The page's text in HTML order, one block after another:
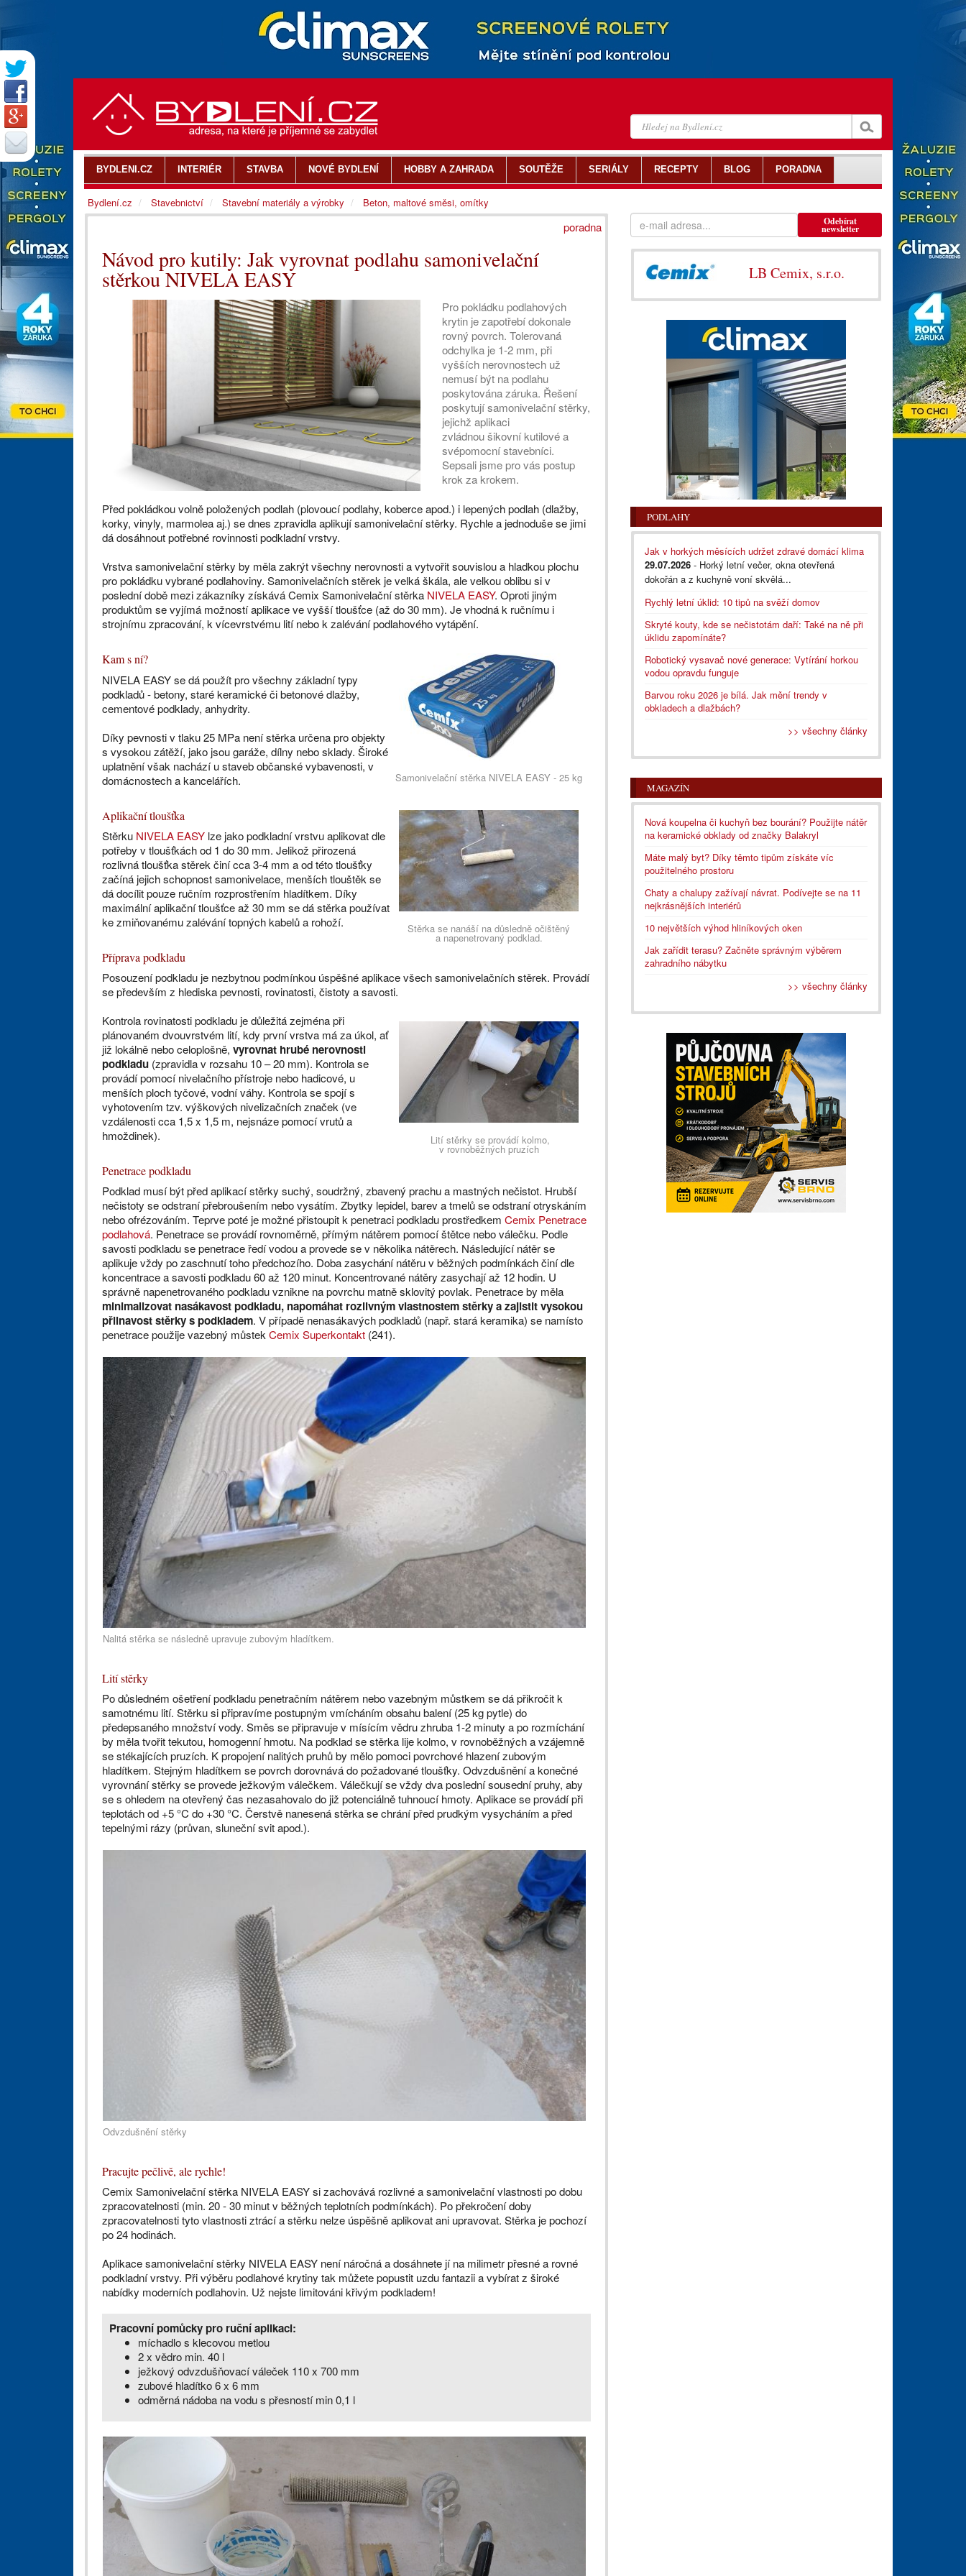
poradna
Návod pro kutily: Jak vyrovnat podlahu samonivelační
stěrkou NIVELA EASY
Pro pokládku podlahových
krytin je zapotřebí dokonale
rovný povrch. Tolerovaná
odchylka je 1-2 mm, při
vyšších nerovnostech už
nemusí být na podlahu
poskytována záruka. Řešení
poskytují samonivelační stěrky,
jejichž aplikaci
zvládnou šikovní kutilové a
svépomocní stavebníci.
Sepsali jsme pro vás postup
krok za krokem.
Před pokládkou volně položených podlah (plovoucí podlahy, koberce apod.) i lepených podlah (dlažby,
korky, vinyly, marmolea aj.) se dnes zpravidla aplikují samonivelační stěrky. Rychle a jednoduše se jimi
dá dosáhnout potřebné rovinnosti podkladní vrstvy.
Vrstva samonivelační stěrky by měla zakrýt všechny nerovnosti a vytvořit souvislou a hladkou plochu
pro pokládku vybrané podlahoviny. Samonivelačních stěrek je velká škála, ale velkou oblibu si v
poslední době mezi zákazníky získává Cemix Samonivelační stěrka NIVELA EASY. Oproti jiným
produktům se vyjímá možností aplikace ve vyšší tloušťce (až do 30 mm). Je vhodná k ručnímu i
strojnímu zpracování, k vícevrstvému lití nebo k zalévání podlahového vytápění.
Samonivelační stěrka NIVELA EASY - 25 kg
Kam s ní?
NIVELA EASY se dá použít pro všechny základní typy
podkladů - betony, staré keramické či betonové dlažby,
cementové podklady, anhydrity.
Díky pevnosti v tlaku 25 MPa není stěrka určena pro objekty
s vysokou zátěží, jako jsou garáže, dílny nebo sklady. Široké
uplatnění však nachází u staveb občanské vybavenosti, v
domácnostech a kancelářích.
Stěrka se nanáší na důsledně očištěný
a napenetrovaný podklad.
Aplikační tloušťka
Stěrku NIVELA EASY lze jako podkladní vrstvu aplikovat dle
potřeby v tloušťkách od 1 do 30 mm. Jelikož přirozená
rozlivná tloušťka stěrek činí cca 3-4 mm a od této tloušťky
začíná jejich schopnost samonivelace, menších tlouštěk se
dá docílit pouze ručním rozprostřením hladítkem. Díky
maximální aplikační tloušťce až 30 mm se dá stěrka používat
ke zmiňovanému zalévání topných kabelů a rohoží.
Příprava podkladu
Posouzení podkladu je nezbytnou podmínkou úspěšné aplikace všech samonivelačních stěrek. Provádí
se především z hlediska pevnosti, rovinatosti, čistoty a savosti.
Lití stěrky se provádí kolmo,
v rovnoběžných pruzích
Kontrola rovinatosti podkladu je důležitá zejména při
plánovaném dvouvrstvém lití, kdy první vrstva má za úkol, ať
již lokálně nebo celoplošně, vyrovnat hrubé nerovnosti
podkladu (zpravidla v rozsahu 10 – 20 mm). Kontrola se
provádí pomocí nivelačního přístroje nebo hadicové, u
menších ploch tyčové, vodní váhy. Kontrola se spojí s
vyhotovením tzv. výškových nivelizačních značek (ve
vzdálenosti cca 1,5 x 1,5 m, nejsnáze pomocí vrutů a
hmoždinek).
Penetrace podkladu
Podklad musí být před aplikací stěrky suchý, soudržný, zbavený prachu a mastných nečistot. Hrubší
nečistoty se odstraní přebroušením nebo vysátím. Zbytky lepidel, barev a tmelů se odstraní otryskáním
nebo ofrézováním. Teprve poté je možné přistoupit k penetraci podkladu prostředkem Cemix Penetrace
podlahová. Penetrace se provádí rovnoměrně, přímým nátěrem pomocí štětce nebo válečku. Podle
savosti podkladu se penetrace ředí vodou a provede se v několika nátěrech. Následující nátěr se
aplikuje vždy po zaschnutí toho předchozího. Doba zasychání nátěru v běžných podmínkách činí dle
koncentrace a savosti podkladu 60 až 120 minut. Koncentrované nátěry zasychají až 12 hodin. U
správně napenetrovaného podkladu vznikne na povrchu matně sklovitý povlak. Penetrace by měla
minimalizovat nasákavost podkladu, napomáhat rozlivným vlastnostem stěrky a zajistit vysokou
přilnavost stěrky s podkladem. V případě nenasákavých podkladů (např. stará keramika) se namísto
penetrace použije vazebný můstek Cemix Superkontakt (241).
Nalitá stěrka se následně upravuje zubovým hladítkem.
Lití stěrky
Po důsledném ošetření podkladu penetračním nátěrem nebo vazebným můstkem se dá přikročit k
samotnému lití. Stěrku si připravíme postupným vmícháním obsahu balení (25 kg pytle) do
předepsaného množství vody. Směs se připravuje v mísícím vědru zhruba 1-2 minuty a po rozmíchání
by měla tvořit tekutou, homogenní hmotu. Na podklad se stěrka lije kolmo, v rovnoběžných a vzájemně
se stékajících pruzích. K propojení nalitých pruhů by mělo pomoci povrchové hlazení zubovým
hladítkem. Stejným hladítkem se povrch dorovnává do požadované tloušťky. Odvzdušnění a konečné
vyrovnání stěrky se provede ježkovým válečkem. Válečkují se vždy dva poslední sousední pruhy, aby
se s ohledem na otevřený čas nezasahovalo do již potenciálně tuhnoucí hmoty. Aplikace se provádí při
teplotách od +5 °C do +30 °C. Čerstvě nanesená stěrka se chrání před prudkým vysycháním a před
tepelnými rázy (průvan, sluneční svit apod.).
Odvzdušnění stěrky
Pracujte pečlivě, ale rychle!
Cemix Samonivelační stěrka NIVELA EASY si zachovává rozlivné a samonivelační vlastnosti po dobu
zpracovatelnosti (min. 20 - 30 minut v běžných teplotních podmínkách). Po překročení doby
zpracovatelnosti tyto vlastnosti ztrácí a stěrku nelze úspěšně aplikovat ani upravovat. Stěrka je pochozí
po 24 hodinách.
Aplikace samonivelační stěrky NIVELA EASY není náročná a dosáhnete jí na milimetr přesné a rovné
podkladní vrstvy. Při výběru podlahové krytiny tak můžete popustit uzdu fantazii a vybírat z široké
nabídky moderních podlahovin. Už nejste limitováni křivým podkladem!
Pracovní pomůcky pro ruční aplikaci:
míchadlo s klecovou metlou
2 x vědro min. 40 l
ježkový odvzdušňovací váleček 110 x 700 mm
zubové hladítko 6 x 6 mm
odměrná nádoba na vodu s přesností min 0,1 l
Odebírat
newsletter
LB Cemix, s.r.o.
PODLAHY
Jak v horkých měsících udržet zdravé domácí klima
29.07.2026 - Horký letní večer, okna otevřená
dokořán a z kuchyně voní skvělá...
Rychlý letní úklid: 10 tipů na svěží domov
Skryté kouty, kde se nečistotám daří: Také na ně při
úklidu zapomínáte?
Robotický vysavač nové generace: Vytírání horkou
vodou opravdu funguje
Barvou roku 2026 je bílá. Jak mění trendy v
obkladech a dlažbách?
>> všechny články
MAGAZÍN
Nová koupelna či kuchyň bez bourání? Použijte nátěr
na keramické obklady od značky Balakryl
Máte malý byt? Díky těmto tipům získáte víc
použitelného prostoru
Chaty a chalupy zažívají návrat. Podívejte se na 11
nejkrásnějších interiérů
10 největších výhod hliníkových oken
Jak zařídit terasu? Začněte správným výběrem
zahradního nábytku
>> všechny články
BYDLENI.CZ INTERIÉR STAVBA NOVÉ BYDLENÍ HOBBY A ZAHRADA SOUTĚŽE SERIÁLY RECEPTY BLOG PORADNA
Bydlení.cz Stavebnictví Stavební materiály a výrobky Beton, maltové směsi, omítky